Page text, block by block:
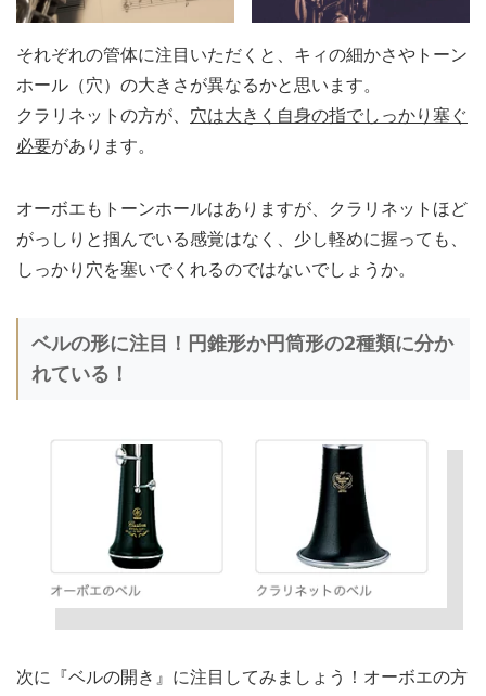
それぞれの管体に注目いただくと、キィの細かさやトーン
ホール（穴）の大きさが異なるかと思います。
クラリネットの方が、 穴は大きく自身の指でしっかり塞ぐ
必要があります。
オーボエもトーンホールはありますが、クラリネットほど
がっしりと掴んでいる感覚はなく、少し軽めに握っても、
しっかり穴を塞いでくれるのではないでしょうか。
ベルの形に注目！円錐形か円筒形の2種類に分か
れている！
次に『ベルの開き』に注目してみましょう！オーボエの方